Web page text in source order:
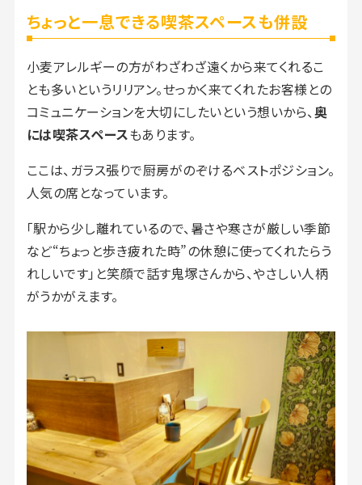
ちょっと一息できる喫茶スペースも併設
小麦アレルギーの方がわざわざ遠くから来てくれるこ
とも多いというリリアン。せっかく来てくれたお客様との
コミュニケーションを大切にしたいという想いから、奥
には喫茶スペースもあります。
ここは、ガラス張りで厨房がのぞけるベストポジション。
人気の席となっています。
「駅から少し離れているので、暑さや寒さが厳しい季節
など“ちょっと歩き疲れた時”の休憩に使ってくれたらう
れしいです」と笑顔で話す鬼塚さんから、やさしい人柄
がうかがえます。